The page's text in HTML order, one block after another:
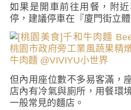
如果是開車前往用餐，附
停，建議停車在『廈門街立
但內用座位數不多易客滿，
店內有冷氣與廁所，用餐環
一般常見的麵店。